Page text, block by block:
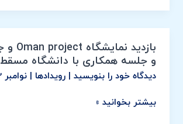
و جلسه همکاری با دانشگاه مسقط
دیدگاه‌ خود را بنویسید | رویدادها | نوامبر 12, 2025
بازدید
نمایشگاه
Oman
و
بیشتر بخوانید »